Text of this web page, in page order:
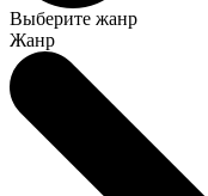
Выберите жанр
Жанр